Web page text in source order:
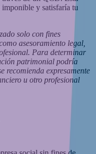
y satisfaría tu
solo con fines
asesoramiento legal,
Para determinar
patrimonial podría
recomienda expresamente
u otro profesional